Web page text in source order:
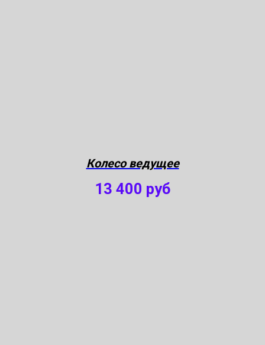
Колесо ведущее
13 400 руб